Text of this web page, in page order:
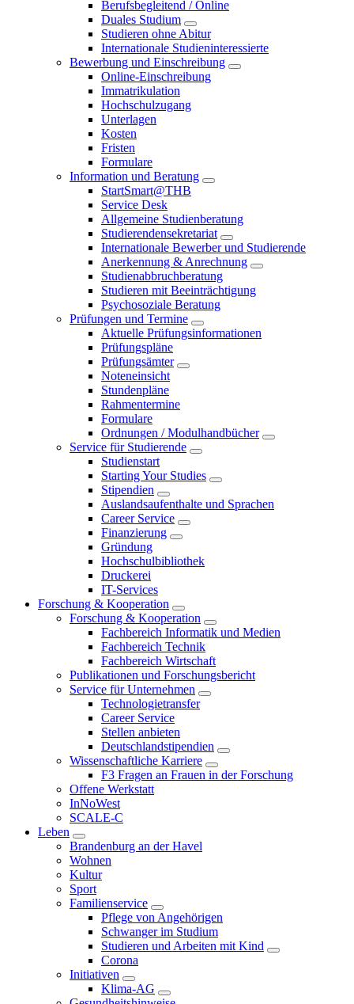
Berufsbegleitend / Online
Duales Studium
Studieren ohne Abitur
Internationale Studieninteressierte
Bewerbung und Einschreibung
Online-Einschreibung
Immatrikulation
Hochschulzugang
Unterlagen
Kosten
Fristen
Formulare
Information und Beratung
StartSmart@THB
Service Desk
Allgemeine Studienberatung
Studierendensekretariat
Internationale Bewerber und Studierende
Anerkennung & Anrechnung
Studienabbruchberatung
Studieren mit Beeinträchtigung
Psychosoziale Beratung
Prüfungen und Termine
Aktuelle Prüfungsinformationen
Prüfungspläne
Prüfungsämter
Noteneinsicht
Stundenpläne
Rahmentermine
Formulare
Ordnungen / Modulhandbücher
Service für Studierende
Studienstart
Starting Your Studies
Stipendien
Auslandsaufenthalte und Sprachen
Career Service
Finanzierung
Gründung
Hochschulbibliothek
Druckerei
IT-Services
Forschung & Kooperation
Forschung & Kooperation
Fachbereich Informatik und Medien
Fachbereich Technik
Fachbereich Wirtschaft
Publikationen und Forschungsbericht
Service für Unternehmen
Technologietransfer
Career Service
Stellen anbieten
Deutschlandstipendien
Wissenschaftliche Karriere
F3 Fragen an Frauen in der Forschung
Offene Werkstatt
InNoWest
SCALE-C
Leben
Brandenburg an der Havel
Wohnen
Kultur
Sport
Familienservice
Pflege von Angehörigen
Schwanger im Studium
Studieren und Arbeiten mit Kind
Corona
Initiativen
Klima-AG